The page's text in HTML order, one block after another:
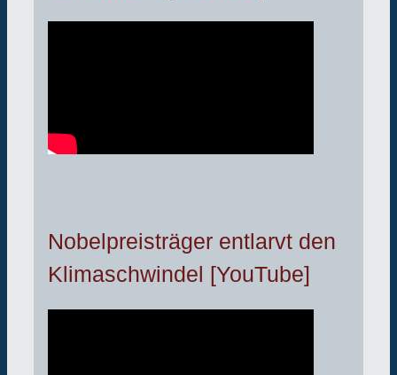
Nobelpreisträger entlarvt den
Klimaschwindel [YouTube]